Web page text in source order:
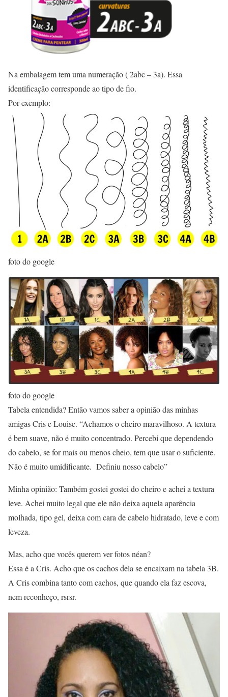
Na embalagem tem uma numeração ( 2abc – 3a). Essa
identificação corresponde ao tipo de fio.
Por exemplo:
foto do google
foto do google
Tabela entendida? Então vamos saber a opinião das minhas
amigas Cris e Louise. “Achamos o cheiro maravilhoso. A textura
é bem suave, não é muito concentrado. Percebi que dependendo
do cabelo, se for mais ou menos cheio, tem que usar o suficiente.
Não é muito umidificante. Definiu nosso cabelo”
Minha opinião: Também gostei gostei do cheiro e achei a textura
leve. Achei muito legal que ele não deixa aquela aparência
molhada, tipo gel, deixa com cara de cabelo hidratado, leve e com
leveza.
Mas, acho que vocês querem ver fotos néan?
Essa é a Cris. Acho que os cachos dela se encaixam na tabela 3B.
A Cris combina tanto com cachos, que quando ela faz escova,
nem reconheço, rsrsr.